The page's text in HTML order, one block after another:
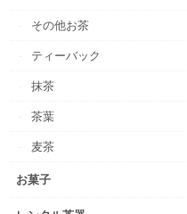
その他お茶
ティーバック
抹茶
茶葉
麦茶
お菓子